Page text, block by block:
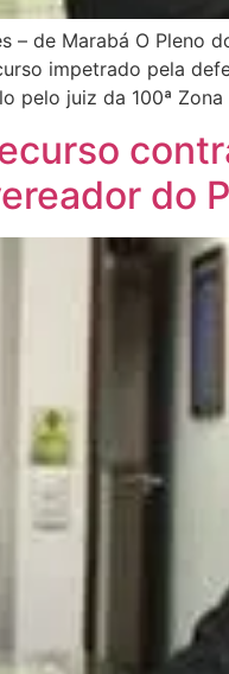
– de Marabá O Pleno
impetrado pela
pelo juiz da 100ª
do